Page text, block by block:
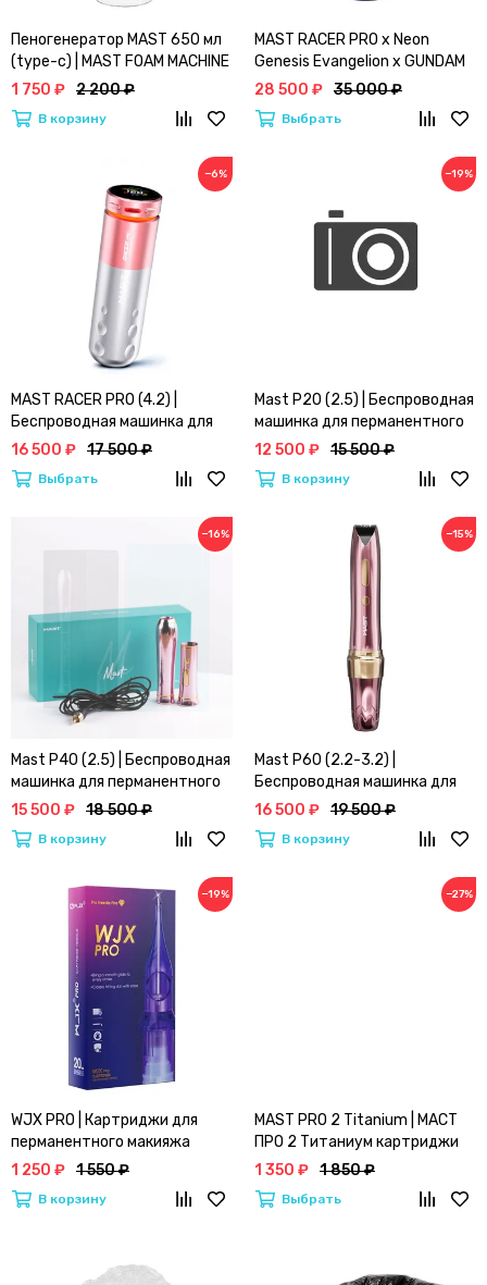
Пеногенератор MAST 650 мл
(type-c) | MAST FOAM MACHINE
1 750 ₽ 2 200 ₽
В корзину
MAST RACER PRO x Neon
Genesis Evangelion x GUNDAM
(4.2) | Лимитированная серия
28 500 ₽ 35 000 ₽
Выбрать
−6%
MAST RACER PRO (4.2) |
Беспроводная машинка для
тату и перманентного
16 500 ₽ 17 500 ₽
Выбрать
−19%
Mast P20 (2.5) | Беспроводная
машинка для перманентного
макияжа
12 500 ₽ 15 500 ₽
В корзину
−16%
Mast P40 (2.5) | Беспроводная
машинка для перманентного
макияжа
15 500 ₽ 18 500 ₽
В корзину
−15%
Mast P60 (2.2-3.2) |
Беспроводная машинка для
перманентного макияжа
16 500 ₽ 19 500 ₽
В корзину
−19%
WJX PRO | Картриджи для
перманентного макияжа
1 250 ₽ 1 550 ₽
В корзину
−27%
MAST PRO 2 Titanium | МАСТ
ПРО 2 Титаниум картриджи
для перманентного макияжа
1 350 ₽ 1 850 ₽
Выбрать